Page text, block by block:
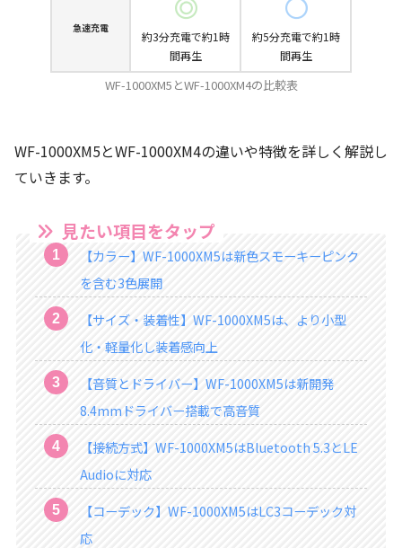
急速充電
約3分充電で約1時
間再生
約5分充電で約1時
間再生
WF-1000XM5とWF-1000XM4の比較表
WF-1000XM5とWF-1000XM4の違いや特徴を詳しく解説し
ていきます。
見たい項目をタップ
【カラー】WF-1000XM5は新色スモーキーピンク
を含む3色展開
【サイズ・装着性】WF-1000XM5は、より小型
化・軽量化し装着感向上
【音質とドライバー】WF-1000XM5は新開発
8.4mmドライバー搭載で高音質
【接続方式】WF-1000XM5はBluetooth 5.3とLE
Audioに対応
【コーデック】WF-1000XM5はLC3コーデック対
応